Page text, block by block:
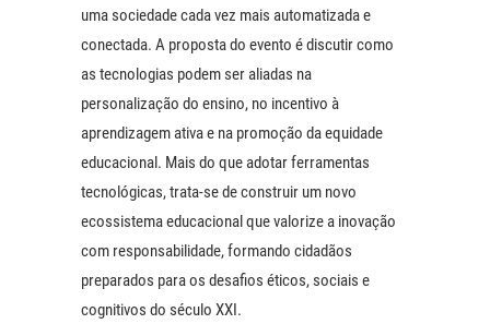
uma sociedade cada vez mais automatizada e
conectada. A proposta do evento é discutir como
as tecnologias podem ser aliadas na
personalização do ensino, no incentivo à
aprendizagem ativa e na promoção da equidade
educacional. Mais do que adotar ferramentas
tecnológicas, trata-se de construir um novo
ecossistema educacional que valorize a inovação
com responsabilidade, formando cidadãos
preparados para os desafios éticos, sociais e
cognitivos do século XXI.